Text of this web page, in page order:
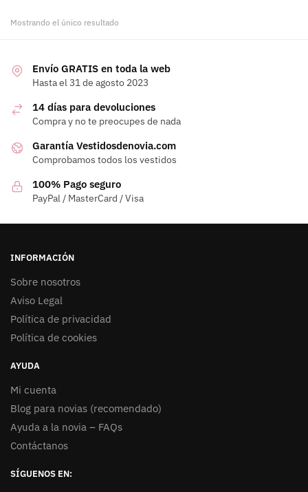
Mostrando el único resultado
Envío GRATIS en toda la web
Hasta el 31 de agosto 2023
14 días para devoluciones
Compra y no te preocupes de nada
Garantía Vestidosdenovia.com
Comprobamos todos los vestidos
100% Pago seguro
PayPal / MasterCard / Visa
INFORMACIÓN
Sobre nosotros
Aviso Legal
Política de privacidad
Política de cookies
AYUDA
Mi cuenta
Blog para novias (recomendado)
Ayuda a la novia – FAQs
Contáctanos
SÍGUENOS EN: